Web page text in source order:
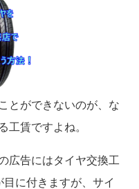
とができないのが、な
工賃ですよね。
広告にはタイヤ交換工
目に付きますが、サイ